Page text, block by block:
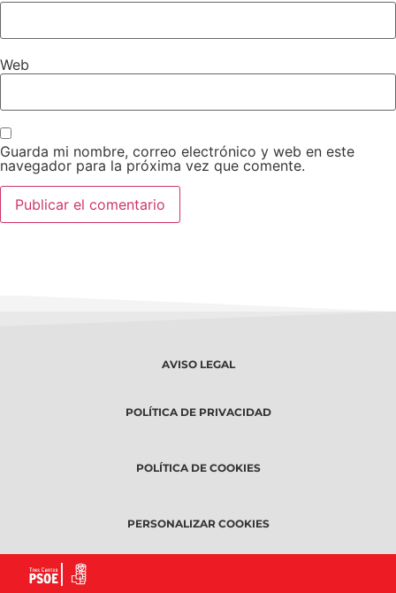
Web
Guarda mi nombre, correo electrónico y web en este
navegador para la próxima vez que comente.
AVISO LEGAL
POLÍTICA DE PRIVACIDAD
POLÍTICA DE COOKIES
PERSONALIZAR COOKIES